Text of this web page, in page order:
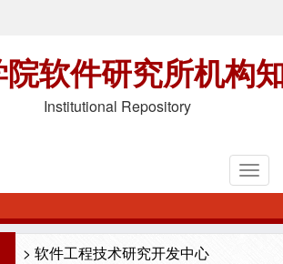
软件研究所机构
Institutional Repository
> 软件工程技术研究开发中心